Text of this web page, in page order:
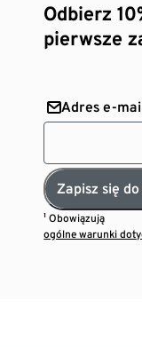
Odbierz
pierwsze
Adres e-
Zapisz się
¹ Obowiązują
ogólne warunki